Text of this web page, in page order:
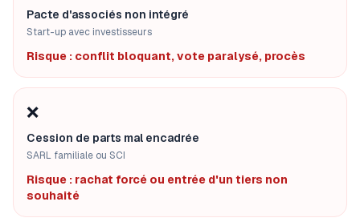
Pacte d'associés non intégré
Start-up avec investisseurs
Risque : conflit bloquant, vote paralysé, procès
❌
Cession de parts mal encadrée
SARL familiale ou SCI
Risque : rachat forcé ou entrée d'un tiers non
souhaité